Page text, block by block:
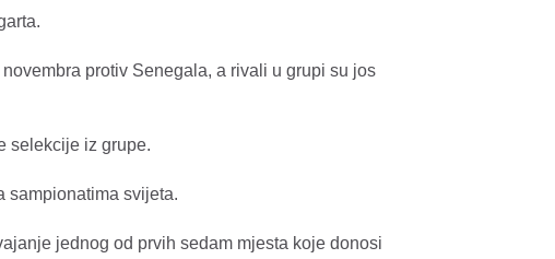
protiv Senegala, a rivali u grupi su jos
selekcije iz grupe.
sampionatima svijeta.
jednog od prvih sedam mjesta koje donosi